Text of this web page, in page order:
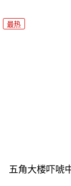
最热
五角大楼吓唬